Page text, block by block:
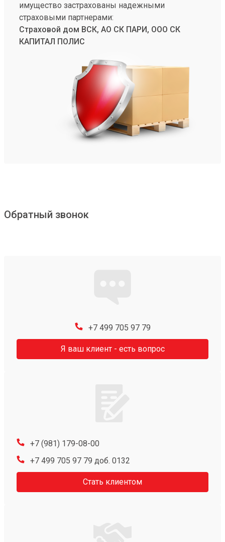
имущество застрахованы надежными
страховыми партнерами:
Страховой дом ВСК, АО СК ПАРИ, ООО СК
КАПИТАЛ ПОЛИС
Обратный звонок
+7 499 705 97 79
Я ваш клиент - есть вопрос
+7 (981) 179-08-00
+7 499 705 97 79 доб. 0132
Стать клиентом